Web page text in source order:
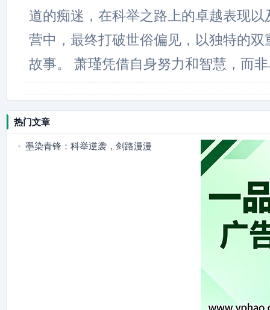
道的痴迷，在科举之路上的卓越表现以
营中，最终打破世俗偏见，以独特的双
故事。 萧瑾凭借自身努力和智慧，而
热门文章
墨染青锋：科举逆袭，剑路漫漫